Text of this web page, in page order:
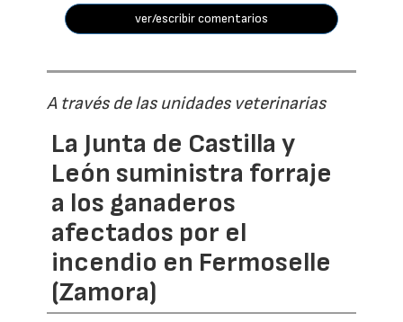
ver/escribir comentarios
A través de las unidades veterinarias
La Junta de Castilla y
León suministra forraje
a los ganaderos
afectados por el
incendio en Fermoselle
(Zamora)